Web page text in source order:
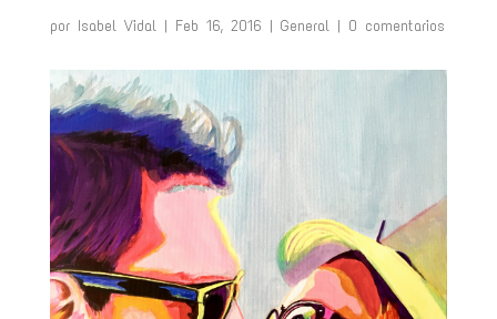
por Isabel Vidal| Feb 16, 2016 | General| 0 comentarios